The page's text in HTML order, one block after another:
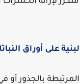
على أوراق
المرتبطة بالجذور